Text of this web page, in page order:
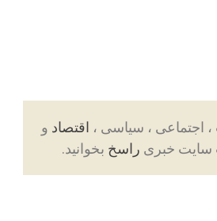
اقتصاد و
سایت خبری راسخ بخوانید.